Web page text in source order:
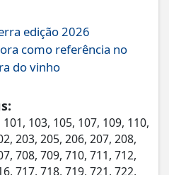
edição 2026
como referência no
do vinho
103, 105, 107, 109, 110,
203, 205, 206, 207, 208,
708, 709, 710, 711, 712,
717, 718, 719, 721, 722,